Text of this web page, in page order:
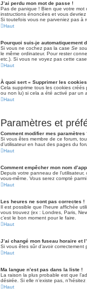
J’ai perdu mon mot de passe !
Pas de panique ! Bien que votre mot
instructions énoncées et vous
Si toutefois vous ne parveniez pas à
Haut
Pourquoi suis-je automatiquement
Si vous ne cochez pas la case Se
le même ordinateur. Pour rester
etc.). Si vous ne voyez pas cette
Haut
À quoi sert « Supprimer les
Cela supprime tous les cookies
ou non lu) si cela a été activé par un
Haut
Paramètres et
Comment modifier mes paramètres
Si vous êtes membre de ce forum,
d’utilisateur en haut des pages du
Haut
Comment empêcher mon nom
Depuis votre panneau de
vous-même. Vous serez compté
Haut
Les heures ne sont pas correctes !
Il est possible que l’heure affichée
vous trouvez (ex : Londres, Paris,
c’est le bon moment pour le faire.
Haut
J’ai changé mon fuseau horaire et
Si vous êtes sûr d’avoir
Haut
Ma langue n’est pas dans la liste !
La raison la plus probable est que
désirée. Si elle n’existe pas,
Haut